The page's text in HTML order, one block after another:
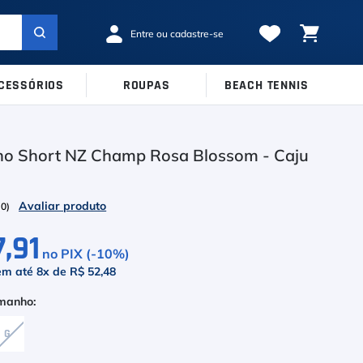
Ver Todos
Inni
Robin Soderling
Wilson
38 39 40
ROUPAS BEACH TENNIS
Short NZ Champ Rosa Blossom - Caju
0)
no PIX (-10%)
até8x de R$ 52,48
G